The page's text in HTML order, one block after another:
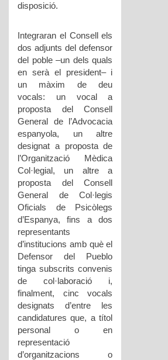
disposició.
Integraran el Consell els
dos adjunts del defensor
del poble –un dels quals
en serà el president– i
un màxim de deu
vocals: un vocal a
proposta del Consell
General de l’Advocacia
espanyola, un altre
designat a proposta de
l’Organització Mèdica
Col·legial, un altre a
proposta del Consell
General de Col·legis
Oficials de Psicòlegs
d’Espanya, fins a dos
representants
d’institucions amb què el
Defensor del Pueblo
tinga subscrits convenis
de col·laboració i,
finalment, cinc vocals
designats d’entre les
candidatures que, a títol
personal o en
representació
d’organitzacions o